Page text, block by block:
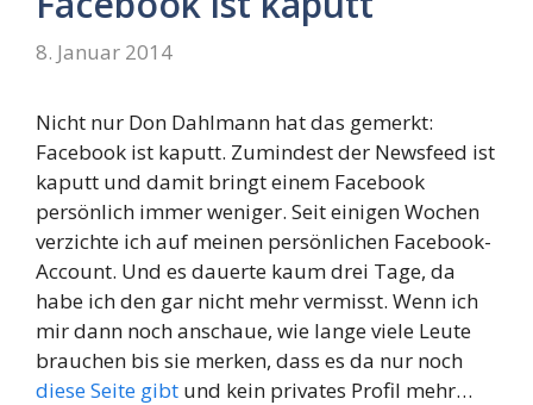
8. Januar 2014
Nicht nur Don Dahlmann hat das gemerkt:
Facebook ist kaputt. Zumindest der Newsfeed ist
kaputt und damit bringt einem Facebook
persönlich immer weniger. Seit einigen Wochen
verzichte ich auf meinen persönlichen Facebook-
Account. Und es dauerte kaum drei Tage, da
habe ich den gar nicht mehr vermisst. Wenn ich
mir dann noch anschaue, wie lange viele Leute
brauchen bis sie merken, dass es da nur noch
diese Seite gibt und kein privates Profil mehr…